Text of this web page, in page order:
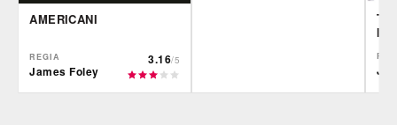
AMERICANI
REGIA
James Foley
3.16/5